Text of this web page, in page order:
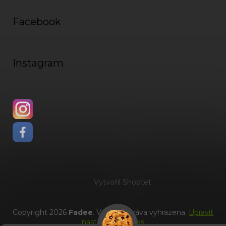
Facebook
Instagram
Vytvořil Shoptet
Copyright 2026 Fadee. Všechna práva vyhrazena. Upravit
nastavení cookies